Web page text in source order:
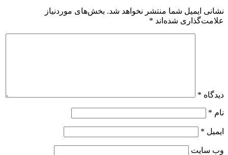
نشانی ایمیل شما منتشر نخواهد شد. بخش‌های موردنیاز
علامت‌گذاری شده‌اند *
دیدگاه *
نام *
ایمیل *
وب‌ سایت